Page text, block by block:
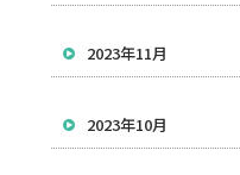
2023年11月
2023年10月